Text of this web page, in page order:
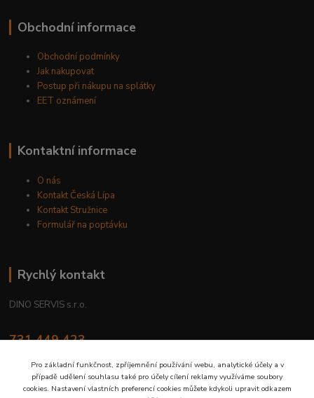
Obchodní informace
Obchodní podmínky
Jak nakupovat
Postup při nákupu na splátky
EET oznámení
Kontaktní informace
O nás
Kontakt Česká Lípa
Kontakt Stružnice
Formulář na poptávku
Rychlý kontakt
DINO SERVIS s.r.o.
731 449 423
prodejna@dinoservis.cz
Pro základní funkčnost, zpříjemnění používání webu, analytické účely a v
případě udělení souhlasu také pro účely cílení reklamy využíváme soubory
cookies. Nastavení vlastních preferencí cookies můžete kdykoli upravit odkazem